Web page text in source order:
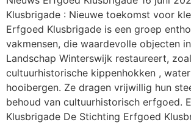
Klusbrigade : Nieuwe toekomst voor
Erfgoed Klusbrigade is een groep
vakmensen, die waardevolle objecten
Landschap Winterswijk restaureert,
cultuurhistorische kippenhokken ,
hooibergen. Ze dragen vrijwillig hun
behoud van cultuurhistorisch erfgoed.
Klusbrigade De Stichting Erfgoed